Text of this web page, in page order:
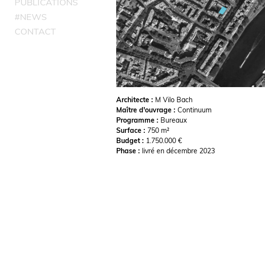
#NEWS
CONTACT
Architecte : M Vilo Bach
Maître d'ouvrage : Continuum
Programme : Bureaux
Surface : 750 m²
Budget : 1.750.000 €
Phase : livré en décembre 2023